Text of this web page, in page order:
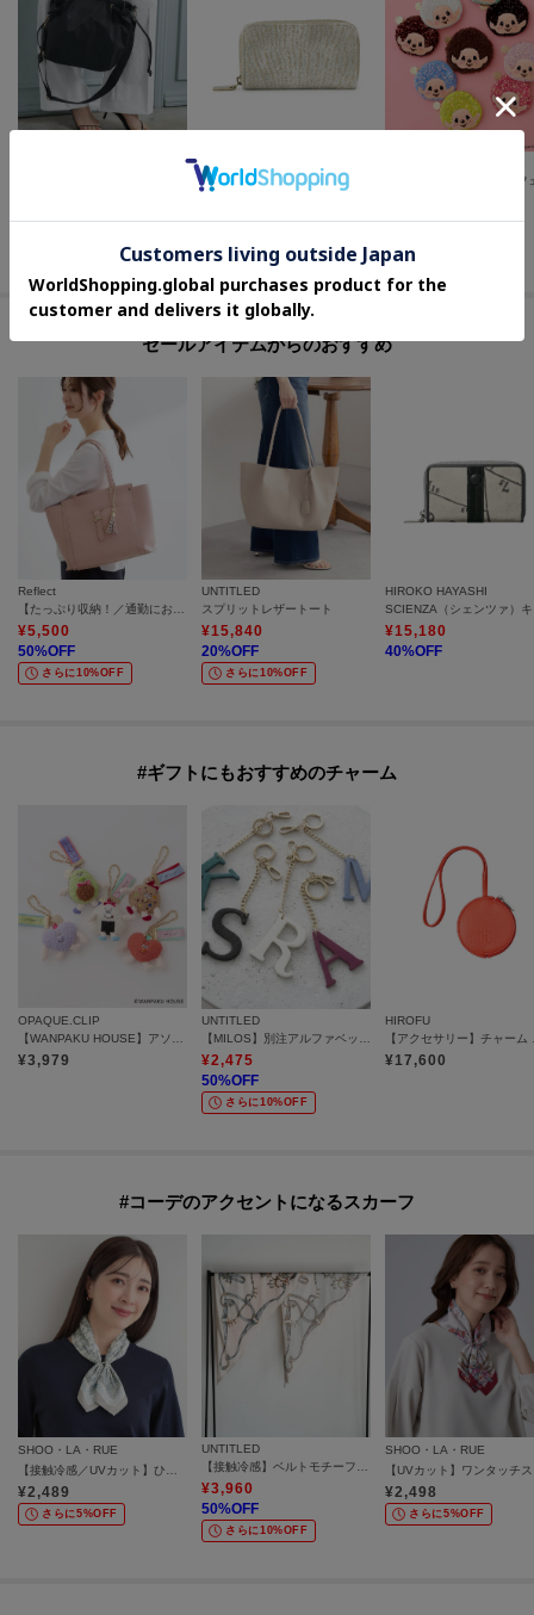
50%OFF
HIROKO HAYASHI
20%OFF
セールアイテムからのおすすめ
Reflect
【たっぷり収納！／通勤におすすめ】’26春夏毎日バッグ
¥5,500
50%OFF
さらに10%OFF
UNTITLED
スプリットレザートート
¥15,840
20%OFF
さらに10%OFF
HIROKO HAYASHI
¥15,180
40%OFF
#ギフトにもおすすめのチャーム
OPAQUE.CLIP
¥3,979
UNTITLED
¥2,475
50%OFF
さらに10%OFF
HIROFU
¥17,600
#コーデのアクセントになるスカーフ
SHOO・LA・RUE
【接触冷感／UVカット】ひんやりワンタッチスカーフ
¥2,489
さらに5%OFF
UNTITLED
【接触冷感】ベルトモチーフ・トライアングルスカーフ
¥3,960
50%OFF
さらに10%OFF
SHOO・LA・RUE
¥2,498
さらに5%OFF